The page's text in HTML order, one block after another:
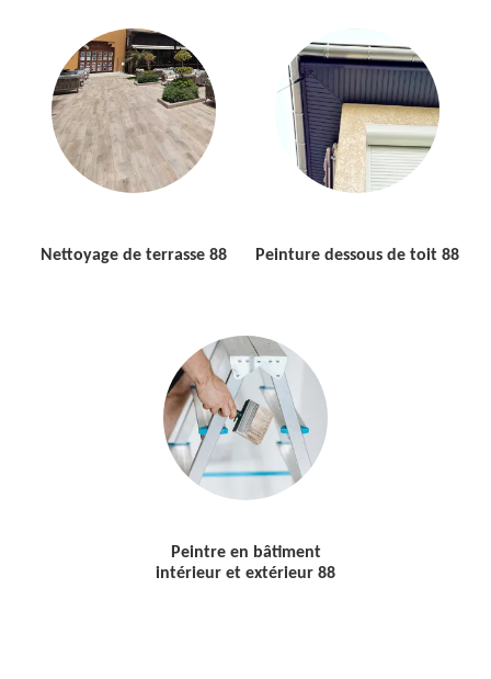
Nettoyage de terrasse 88 Peinture dessous de toit 88
Peintre en bâtiment
intérieur et extérieur 88